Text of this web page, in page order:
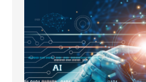
Adressen), z. B. für personalisierte
Anzeigen- und Inhaltsmessung.
Verwendung Ihrer Daten finden Sie
Datenschutzerklärung.
Hier finden Sie eine Übersicht über
können Ihre Einwilligung zu
weitere Informationen anzeigen